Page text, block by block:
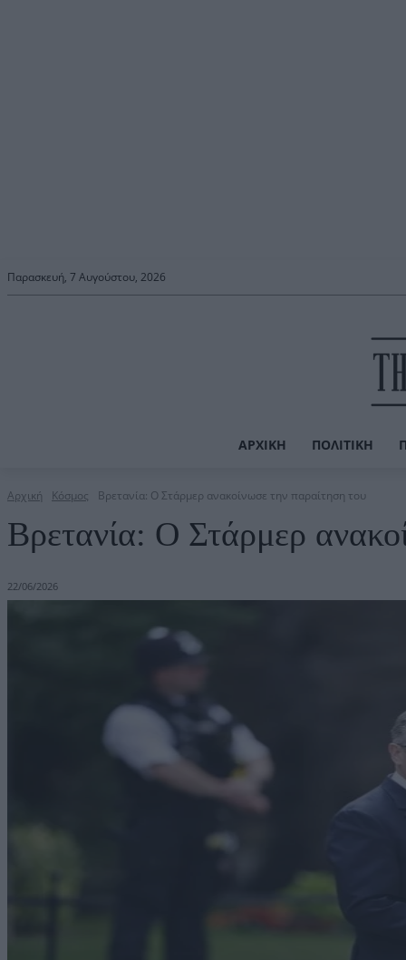
Παρασκευή, 7 Αυγούστου, 2026
ΑΡΧΙΚΉ ΠΟΛΙΤΙΚΉ
Αρχική Κόσμος Βρετανία: Ο Στάρμερ ανακοίνωσε την παραίτηση του
Βρετανία: Ο Στάρμερ
22/06/2026